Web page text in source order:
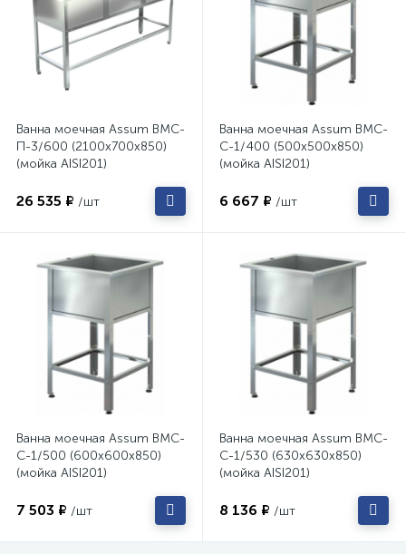
Ванна моечная Assum ВМС-
П-3/600 (2100х700х850)
(мойка AISI201)
26 535 ₽ /шт
Ванна моечная Assum ВМС-
С-1/400 (500х500х850)
(мойка AISI201)
6 667 ₽ /шт
Ванна моечная Assum ВМС-
С-1/500 (600х600х850)
(мойка AISI201)
7 503 ₽ /шт
Ванна моечная Assum ВМС-
С-1/530 (630х630х850)
(мойка AISI201)
8 136 ₽ /шт